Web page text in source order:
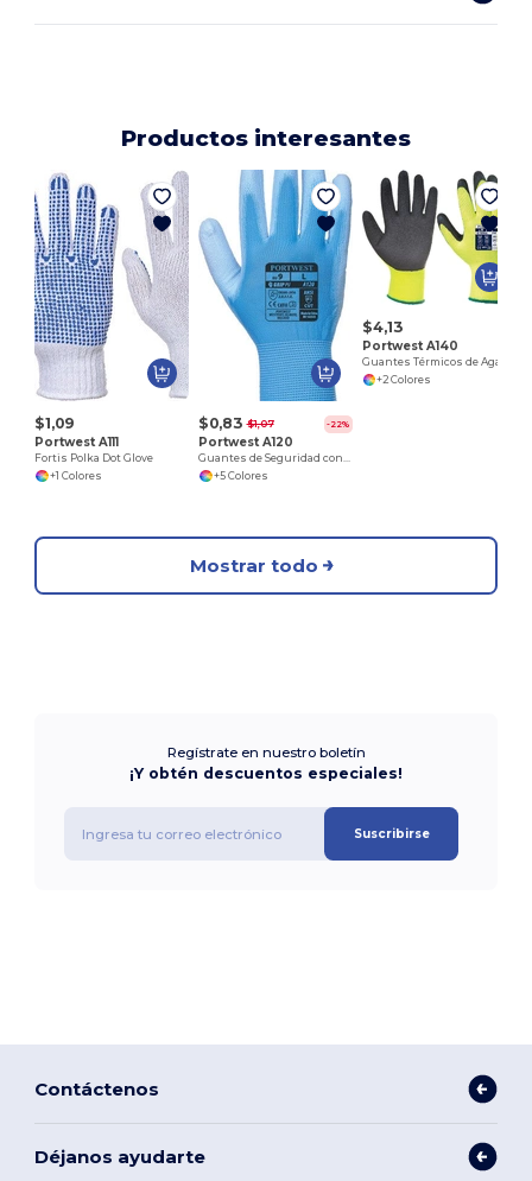
Productos interesantes
$1,09
Portwest A111
Fortis Polka Dot Glove
+1 Colores
$0,83 $1,07 -22%
Portwest A120
Guantes de Seguridad con Palma de PU
+5 Colores
$4,13
Portwest A140
+2 Colores
Mostrar todo
Regístrate en nuestro boletín
¡Y obtén descuentos especiales!
Suscribirse
Contáctenos
Déjanos ayudarte